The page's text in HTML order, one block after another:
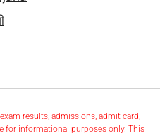
results, admissions, admit card,
for informational purposes only. This